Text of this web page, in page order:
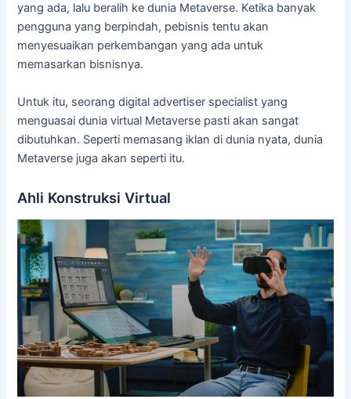
yang ada, lalu beralih ke dunia Metaverse. Ketika banyak
pengguna yang berpindah, pebisnis tentu akan
menyesuaikan perkembangan yang ada untuk
memasarkan bisnisnya.
Untuk itu, seorang digital advertiser specialist yang
menguasai dunia virtual Metaverse pasti akan sangat
dibutuhkan. Seperti memasang iklan di dunia nyata, dunia
Metaverse juga akan seperti itu.
Ahli Konstruksi Virtual